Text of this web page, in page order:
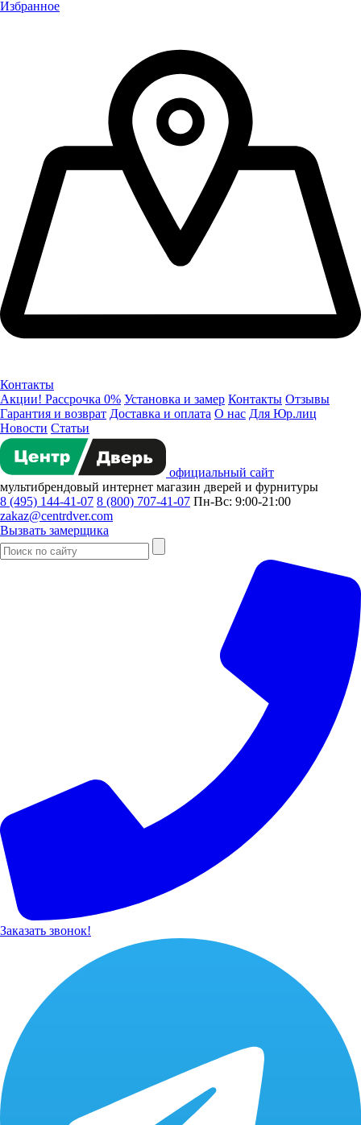
Избранное
Контакты
Акции! Рассрочка 0% Установка и замер Контакты Отзывы
Гарантия и возврат Доставка и оплата О нас Для Юр.лиц
Новости Статьи
официальный сайт
мультибрендовый интернет магазин дверей и фурнитуры
8 (495) 144-41-07 8 (800) 707-41-07 Пн-Вс: 9:00-21:00
zakaz@centrdver.com
Вызвать замерщика
Заказать звонок!